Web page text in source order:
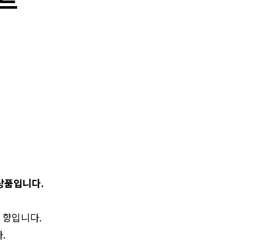
품입니다.
입니다.
.